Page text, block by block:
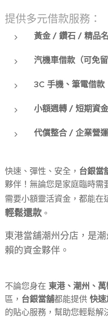
提供多元借款服務：
黃金 / 鑽石 / 精品
汽機車借款（可免留
3C 手機、筆電借款
小額週轉 / 短期資
代償整合 / 企業營
快速、彈性、安全， 台銀當
夥伴！無論您是家庭臨時需
需要小額靈活資金，都能在
輕鬆還款 。
東港當舖潮州分店，是
賴的資金夥伴。
不論您身在 東港、潮州、
區， 台銀當舖都能提供 快
的貼心服務，幫助您輕鬆解